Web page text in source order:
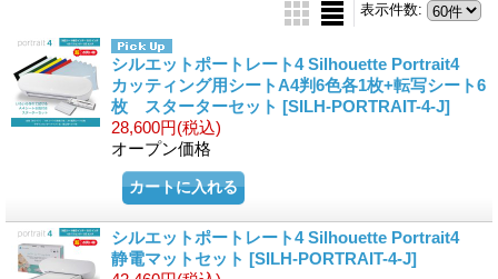
表示件数:
シルエットポートレート4 Silhouette Portrait4
カッティング用シートA4判6色各1枚+転写シート6
枚 スターターセット [SILH-PORTRAIT-4-J]
28,600円(税込)
オープン価格
シルエットポートレート4 Silhouette Portrait4
静電マットセット [SILH-PORTRAIT-4-J]